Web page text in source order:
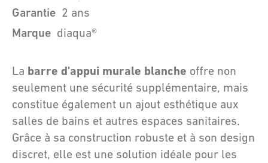
Garantie 2 ans
Marque diaqua®
La barre d'appui murale blanche offre non
seulement une sécurité supplémentaire, mais
constitue également un ajout esthétique aux
salles de bains et autres espaces sanitaires.
Grâce à sa construction robuste et à son design
discret, elle est une solution idéale pour les